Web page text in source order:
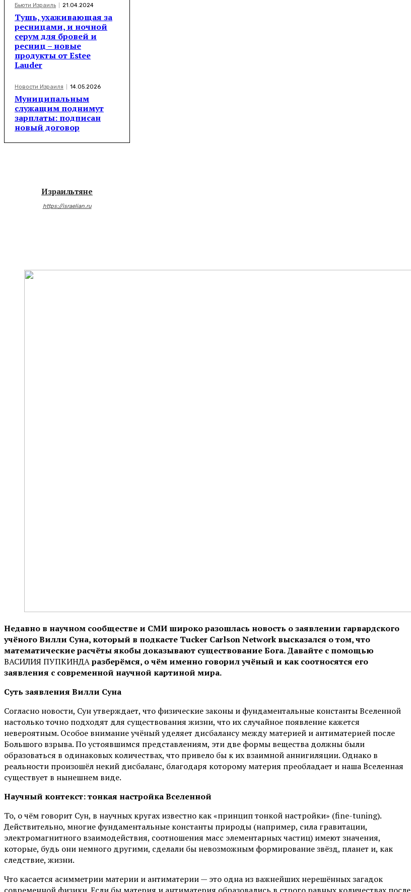
Бьюти Израиль 21.04.2024
Тушь, ухаживающая за
ресницами, и ночной
серум для бровей и
ресниц – новые
продукты от Estee
Lauder
Новости Израиля 14.05.2026
Муниципальным
служащим поднимут
зарплаты: подписан
новый договор
Израильтяне
https://israelian.ru
Недавно в научном сообществе и СМИ широко разошлась новость о заявлении гарвардского
учёного Вилли Суна, который в подкасте Tucker Carlson Network высказался о том, что
математические расчёты якобы доказывают существование Бога. Давайте с помощью
ВАСИЛИЯ ПУПКИНДАразберёмся, о чём именно говорил учёный и как соотносятся его
заявления с современной научной картиной мира.
Суть заявления Вилли Суна
Согласно новости, Сун утверждает, что физические законы и фундаментальные константы Вселенной
настолько точно подходят для существования жизни, что их случайное появление кажется
невероятным. Особое внимание учёный уделяет дисбалансу между материей и антиматерией после
Большого взрыва. По устоявшимся представлениям, эти две формы вещества должны были
образоваться в одинаковых количествах, что привело бы к их взаимной аннигиляции. Однако в
реальности произошёл некий дисбаланс, благодаря которому материя преобладает и наша Вселенная
существует в нынешнем виде.
Научный контекст: тонкая настройка Вселенной
То, о чём говорит Сун, в научных кругах известно как «принцип тонкой настройки» (fine-tuning).
Действительно, многие фундаментальные константы природы (например, сила гравитации,
электромагнитного взаимодействия, соотношения масс элементарных частиц) имеют значения,
которые, будь они немного другими, сделали бы невозможным формирование звёзд, планет и, как
следствие, жизни.
Что касается асимметрии материи и антиматерии — это одна из важнейших нерешённых загадок